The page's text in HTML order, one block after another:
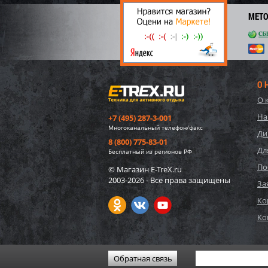
6
+7 (495) 287-3-001
Многоканальный телефон/факс
8 (800) 775-83-01
Бесплатный из регионов РФ
© Магазин E-TreX.ru
2003-2026 - Все права защищены
О
О
Обратная связь